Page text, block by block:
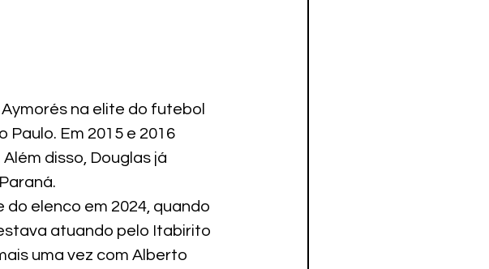
na elite do futebol
Paulo. Em 2015 e 2016
disso, Douglas já
elenco em 2024, quando
atuando pelo Itabirito
uma vez com Alberto